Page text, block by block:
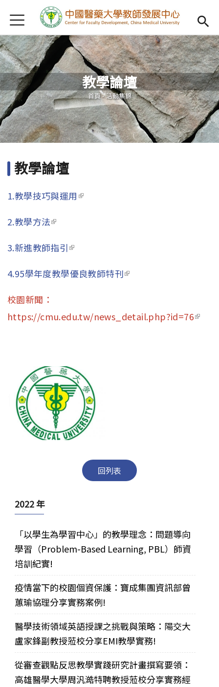
首頁
Open
認識我們
Open
教學研習
Open
新進教師
Open
傑出教授
Open
教師專業社群
借用項目
AI專區
Jump to Navigation
Jump to Main content
教學論壇
您在這裡
首頁-活動集錦
教學論壇
1.教學技巧與運用(link is external)
2.教學方法(link is external)
3.新進教師指引(link is external)
4.95學年度教學優良教師特刊(link is external)
校園新聞：
https://cmu.edu.tw/news_detail.php?id=76(link
回列表
2022 年
「以學生為學習中心」的教學理念：問題導向
學習（Problem-Based Learning, PBL）師資
培訓紀實!
疫情當下的校園個資保護：寶成集團資訊部曾
蕙瑜協理分享實務案例!
醫學技術領域英語授課之挑戰與策略：陽交大
盧家鋒副教授蒞校分享EMI教學實務!
從審查觀點反思教學實踐研究計畫撰寫要領：
高雄醫學大學周汎澔特聘教授蒞校分享實務經